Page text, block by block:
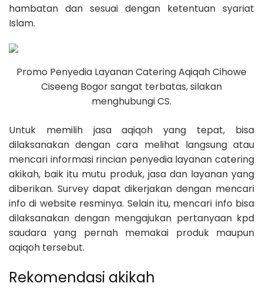
hambatan dan sesuai dengan ketentuan syariat
Islam.
Promo Penyedia Layanan Catering Aqiqah Cihowe
Ciseeng Bogor sangat terbatas, silakan
menghubungi CS.
Untuk memilih jasa aqiqoh yang tepat, bisa
dilaksanakan dengan cara melihat langsung atau
mencari informasi rincian penyedia layanan catering
akikah, baik itu mutu produk, jasa dan layanan yang
diberikan. Survey dapat dikerjakan dengan mencari
info di website resminya. Selain itu, mencari info bisa
dilaksanakan dengan mengajukan pertanyaan kpd
saudara yang pernah memakai produk maupun
aqiqoh tersebut.
Rekomendasi akikah